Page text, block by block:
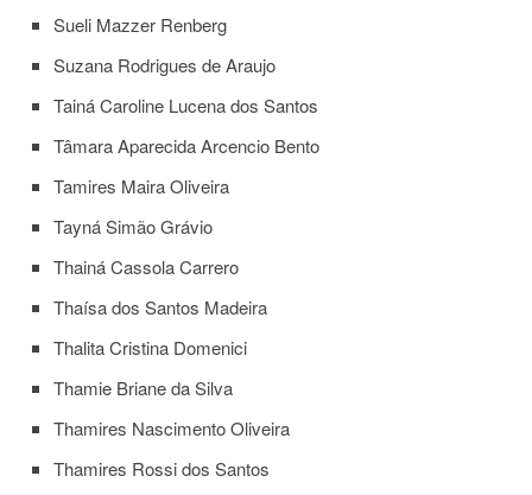
Sueli Mazzer Renberg
Suzana Rodrigues de Araujo
Tainá Caroline Lucena dos Santos
Tâmara Aparecida Arcencio Bento
Tamires Maira Oliveira
Tayná Simão Grávio
Thainá Cassola Carrero
Thaísa dos Santos Madeira
Thalita Cristina Domenici
Thamie Briane da Silva
Thamires Nascimento Oliveira
Thamires Rossi dos Santos